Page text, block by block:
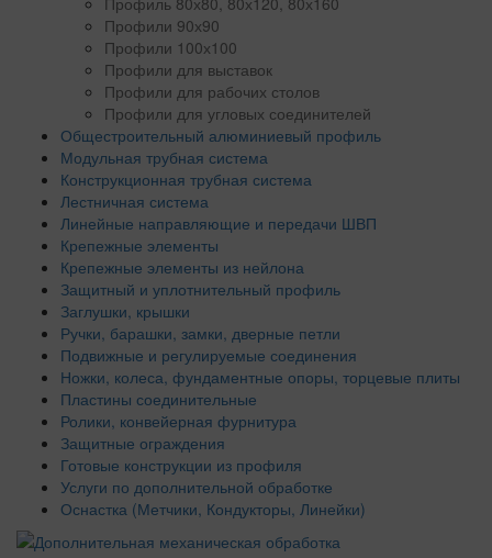
Профили 90х90
Профили 100х100
Профили для выставок
Профили для рабочих столов
Профили для угловых соединителей
Общестроительный алюминиевый профиль
Модульная трубная система
Конструкционная трубная система
Лестничная система
Линейные направляющие и передачи ШВП
Крепежные элементы
Крепежные элементы из нейлона
Защитный и уплотнительный профиль
Заглушки, крышки
Ручки, барашки, замки, дверные петли
Подвижные и регулируемые соединения
Ножки, колеса, фундаментные опоры, торцевые плиты
Пластины соединительные
Ролики, конвейерная фурнитура
Защитные ограждения
Готовые конструкции из профиля
Услуги по дополнительной обработке
Оснастка (Метчики, Кондукторы, Линейки)